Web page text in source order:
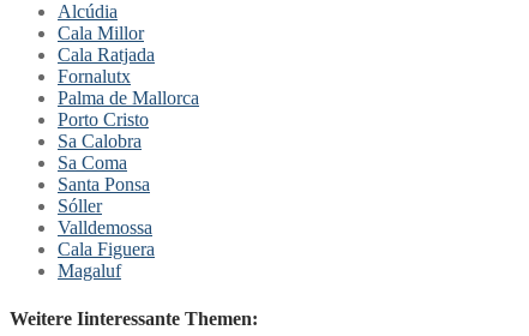
Alcúdia
Cala Millor
Cala Ratjada
Fornalutx
Palma de Mallorca
Porto Cristo
Sa Calobra
Sa Coma
Santa Ponsa
Sóller
Valldemossa
Cala Figuera
Magaluf
Weitere Iinteressante Themen: